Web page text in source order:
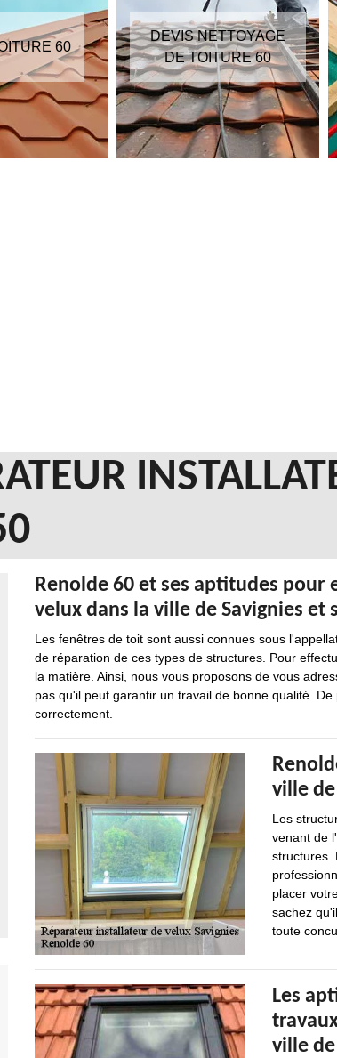
60
DEVIS NETTOYAGE
DE TOITURE 60
Renolde 60 et ses aptitudes
velux dans la ville de Savignies et
Les fenêtres de toit sont aussi connues sous
de réparation de ces types de structures. Pour
la matière. Ainsi, nous vous proposons de vous
pas qu'il peut garantir un travail de bonne qualité.
correctement.
ville
Les
venant de
structures.
placer
sachez
toute
Les
ville